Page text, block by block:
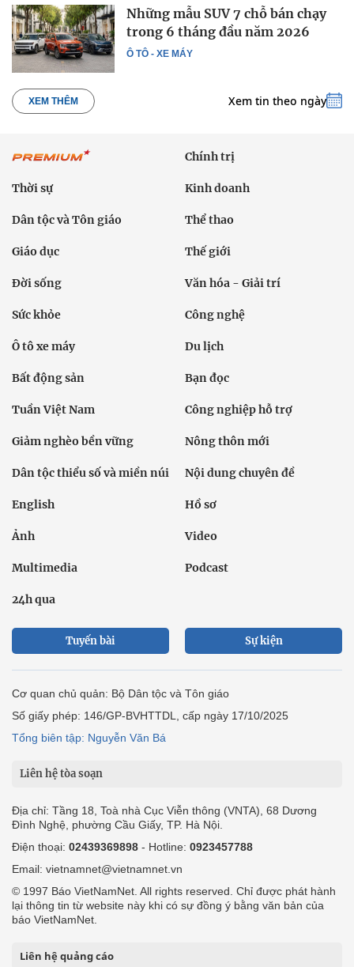
Ô TÔ - XE MÁY
Những mẫu SUV 7 chỗ bán chạy
trong 6 tháng đầu năm 2026
XEM THÊM Xem tin theo ngày
Chính trị
Thời sự Kinh doanh
Dân tộc và Tôn giáo Thể thao
Giáo dục Thế giới
Đời sống Văn hóa - Giải trí
Sức khỏe Công nghệ
Ô tô xe máy Du lịch
Bất động sản Bạn đọc
Tuần Việt Nam Công nghiệp hỗ trợ
Giảm nghèo bền vững Nông thôn mới
Dân tộc thiểu số và miền núi Nội dung chuyên đề
English Hồ sơ
Ảnh Video
Multimedia Podcast
24h qua
Tuyến bài Sự kiện
Cơ quan chủ quản: Bộ Dân tộc và Tôn giáo
Số giấy phép: 146/GP-BVHTTDL, cấp ngày 17/10/2025
Tổng biên tập: Nguyễn Văn Bá
Liên hệ tòa soạn
Địa chỉ: Tầng 18, Toà nhà Cục Viễn thông (VNTA), 68 Dương
Đình Nghệ, phường Cầu Giấy, TP. Hà Nội.
Điện thoại: 02439369898 - Hotline: 0923457788
Email: vietnamnet@vietnamnet.vn
© 1997 Báo VietNamNet. All rights reserved. Chỉ được phát hành
lại thông tin từ website này khi có sự đồng ý bằng văn bản của
báo VietNamNet.
Liên hệ quảng cáo